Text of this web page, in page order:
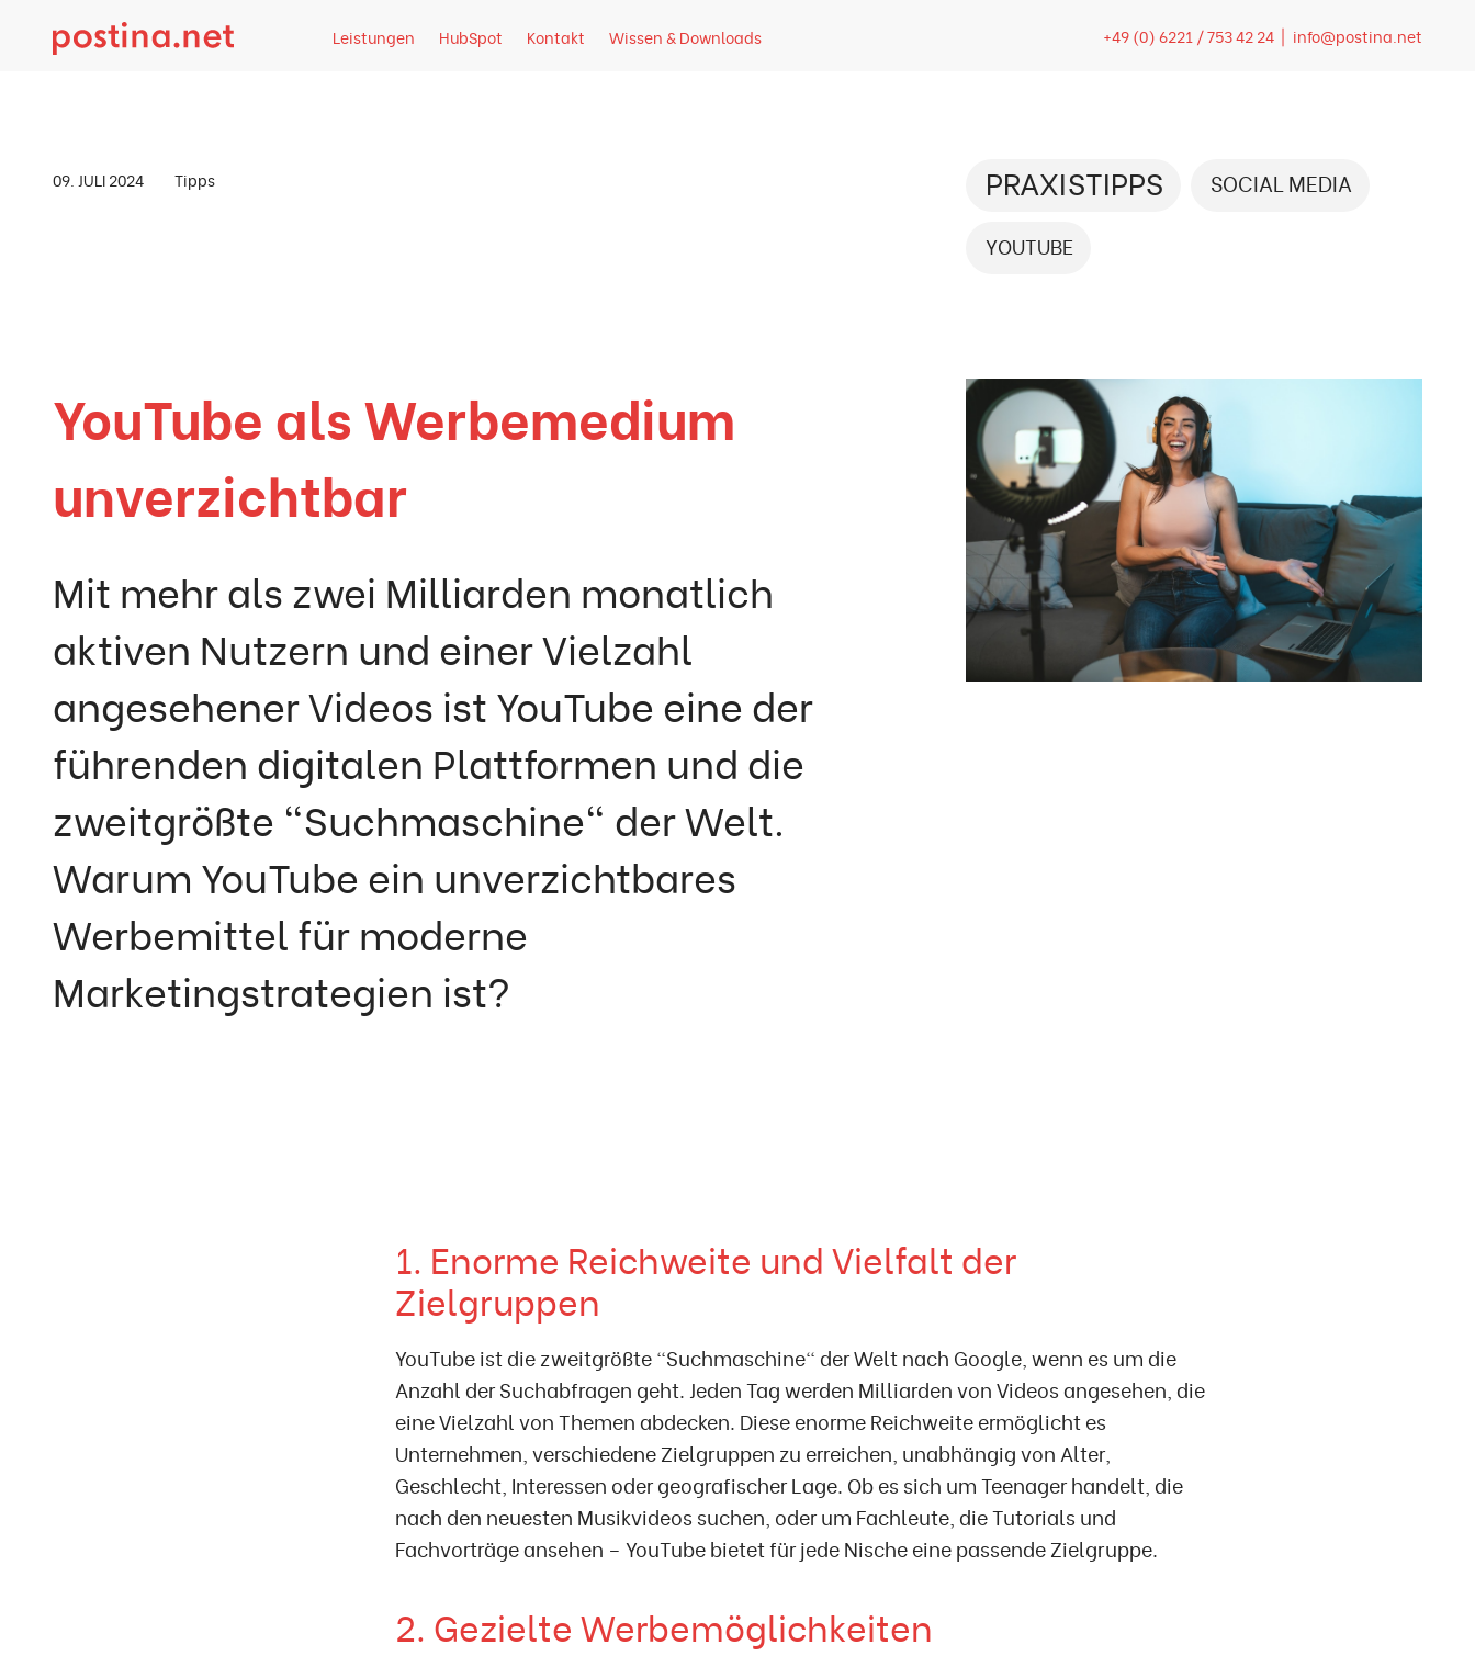
Leistungen HubSpot Kontakt Wissen & Downloads +49 (0) 6221 / 753 42 24 | info@postina.net
09. JULI 2024 Tipps PRAXISTIPPS SOCIAL MEDIA
YOUTUBE
YouTube als Werbemedium
unverzichtbar
Mit mehr als zwei Milliarden monatlich
aktiven Nutzern und einer Vielzahl
angesehener Videos ist YouTube eine der
führenden digitalen Plattformen und die
zweitgrößte "Suchmaschine" der Welt.
Warum YouTube ein unverzichtbares
Werbemittel für moderne
Marketingstrategien ist?
1. Enorme Reichweite und Vielfalt der
Zielgruppen
YouTube ist die zweitgrößte "Suchmaschine" der Welt nach Google, wenn es um die
Anzahl der Suchabfragen geht. Jeden Tag werden Milliarden von Videos angesehen, die
eine Vielzahl von Themen abdecken. Diese enorme Reichweite ermöglicht es
Unternehmen, verschiedene Zielgruppen zu erreichen, unabhängig von Alter,
Geschlecht, Interessen oder geografischer Lage. Ob es sich um Teenager handelt, die
nach den neuesten Musikvideos suchen, oder um Fachleute, die Tutorials und
Fachvorträge ansehen – YouTube bietet für jede Nische eine passende Zielgruppe.
2. Gezielte Werbemöglichkeiten